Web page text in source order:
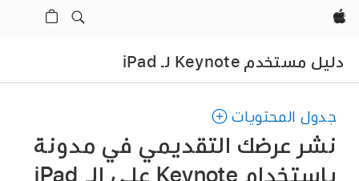
Apple‏
دليل مستخدم Keynote لـ iPad
جدول المحتويات
نشر عرضك التقديمي في مدونة
باستخدام Keynote على الـ iPad